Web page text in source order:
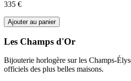
335 €
Ajouter au panier
Les Champs d'Or
Bijouterie horlogère sur les Champs-
officiels des plus belles maisons.